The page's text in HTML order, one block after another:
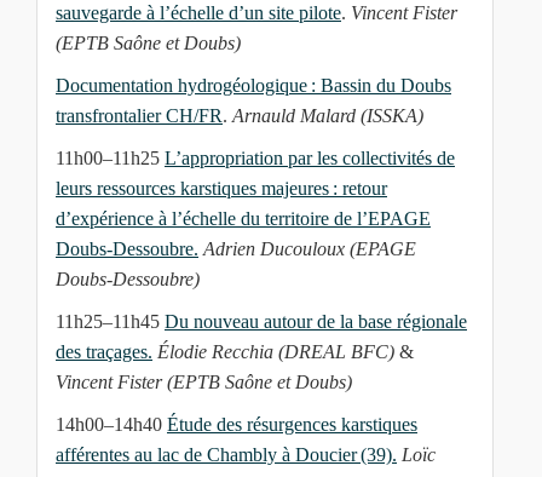
sauvegarde à l’échelle d’un site pilote. Vincent Fister
(EPTB Saône et Doubs)
Documentation hydrogéologique : Bassin du Doubs
transfrontalier CH/FR. Arnauld Malard (ISSKA)
11h00–11h25 L’appropriation par les collectivités de
leurs ressources karstiques majeures : retour
d’expérience à l’échelle du territoire de l’EPAGE
Doubs-Dessoubre. Adrien Ducouloux (EPAGE
Doubs-Dessoubre)
11h25–11h45 Du nouveau autour de la base régionale
des traçages. Élodie Recchia (DREAL BFC) &
Vincent Fister (EPTB Saône et Doubs)
14h00–14h40 Étude des résurgences karstiques
afférentes au lac de Chambly à Doucier (39). Loïc